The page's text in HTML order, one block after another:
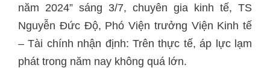
năm 2024” sáng 3/7, chuyên gia kinh tế, TS
Nguyễn Đức Độ, Phó Viện trưởng Viện Kinh tế
– Tài chính nhận định: Trên thực tế, áp lực lạm
phát trong năm nay không quá lớn.